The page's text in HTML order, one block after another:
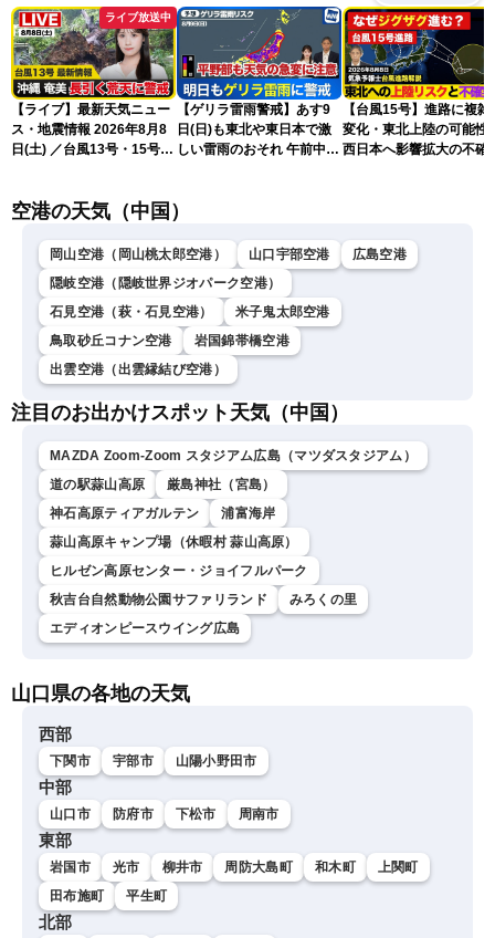
ライブ放送中
【ライブ】最新天気ニュー
ス・地震情報 2026年8月8
日(土) ／台風13号・15号
ーニュースLiVEムーン・戸
【ゲリラ雷雨警戒】あす9
日(日)も東北や東日本で激
しい雷雨のおそれ 午前中か
【台風15号】進路に複雑
変化・東北上陸の可能性
西日本へ影響拡大の不確
空港の天気（中国）
岡山空港（岡山桃太郎空港） 山口宇部空港
広島空港
隠岐空港（隠岐世界ジオパーク空港）
石見空港（萩・石見空港）
米子鬼太郎空港
鳥取砂丘コナン空港
岩国錦帯橋空港
出雲空港（出雲縁結び空港）
注目のお出かけスポット天気（中国）
MAZDA Zoom-Zoom スタジアム広島（マツダスタジアム）
道の駅蒜山高原
厳島神社（宮島）
神石高原ティアガルテン
浦富海岸
蒜山高原キャンプ場（休暇村 蒜山高原）
ヒルゼン高原センター・ジョイフルパーク
秋吉台自然動物公園サファリランド
みろくの里
エディオンピースウイング広島
山口県の各地の天気
西部
下関市 宇部市 山陽小野田市
中部
山口市 防府市 下松市 周南市
東部
岩国市 光市 柳井市 周防大島町 和木町
上関町
田布施町
平生町
北部